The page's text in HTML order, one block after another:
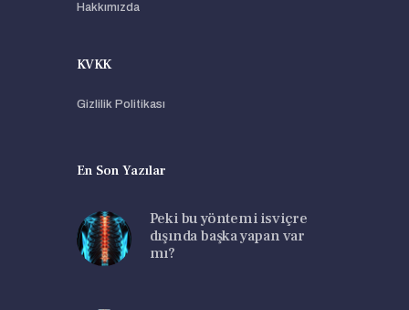
Hakkımızda
KVKK
Gizlilik Politikası
En Son Yazılar
Peki bu yöntemi isviçre
dışında başka yapan var
mı?